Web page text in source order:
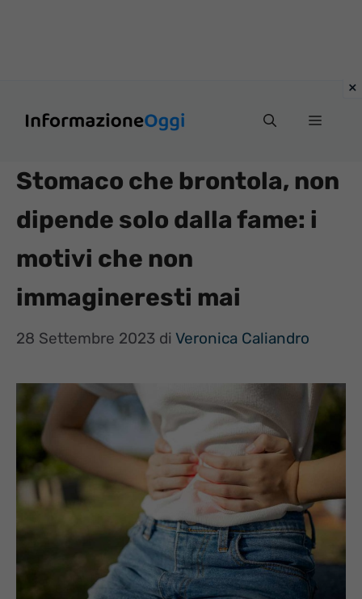
Menu
Stomaco che brontola, non
dipende solo dalla fame: i
motivi che non
immagineresti mai
28 Settembre 2023 di Veronica Caliandro